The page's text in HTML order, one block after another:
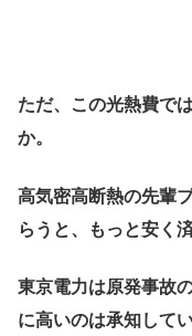
ただ、この光熱費で
か。
高気密高断熱の先輩
らうと、もっと安く
東京電力は原発事故
に高いのは承知して